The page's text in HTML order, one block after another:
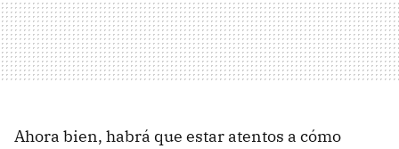
Ahora bien, habrá que estar atentos a cómo